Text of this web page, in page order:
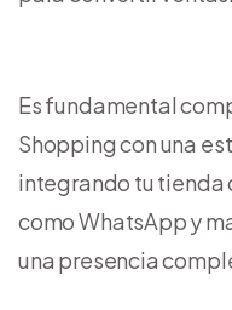
Es fundamental
Shopping con una
integrando tu tienda
como WhatsApp y
una presencia